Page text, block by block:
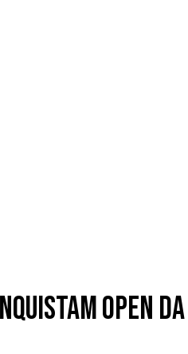
Open